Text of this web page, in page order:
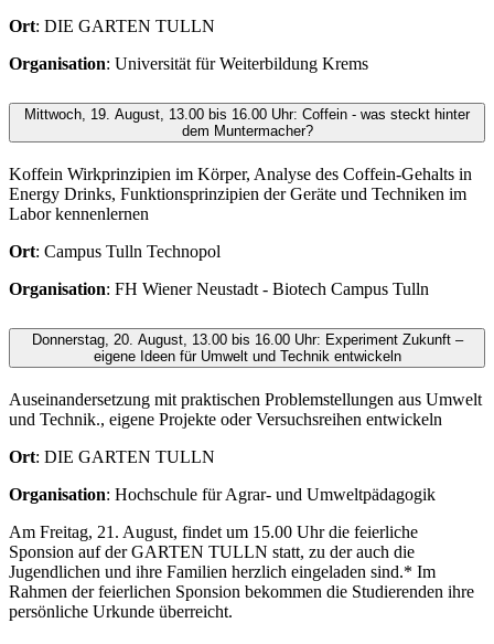
Ort: DIE GARTEN TULLN
Organisation: Universität für Weiterbildung Krems
Mittwoch, 19. August, 13.00 bis 16.00 Uhr: Coffein - was steckt hinter
dem Muntermacher?
Koffein Wirkprinzipien im Körper, Analyse des Coffein-Gehalts in
Energy Drinks, Funktionsprinzipien der Geräte und Techniken im
Labor kennenlernen
Ort: Campus Tulln Technopol
Organisation: FH Wiener Neustadt - Biotech Campus Tulln
Donnerstag, 20. August, 13.00 bis 16.00 Uhr: Experiment Zukunft –
eigene Ideen für Umwelt und Technik entwickeln
Auseinandersetzung mit praktischen Problemstellungen aus Umwelt
und Technik., eigene Projekte oder Versuchsreihen entwickeln
Ort: DIE GARTEN TULLN
Organisation: Hochschule für Agrar- und Umweltpädagogik
Am Freitag, 21. August, findet um 15.00 Uhr die feierliche
Sponsion auf der GARTEN TULLN statt, zu der auch die
Jugendlichen und ihre Familien herzlich eingeladen sind.* Im
Rahmen der feierlichen Sponsion bekommen die Studierenden ihre
persönliche Urkunde überreicht.